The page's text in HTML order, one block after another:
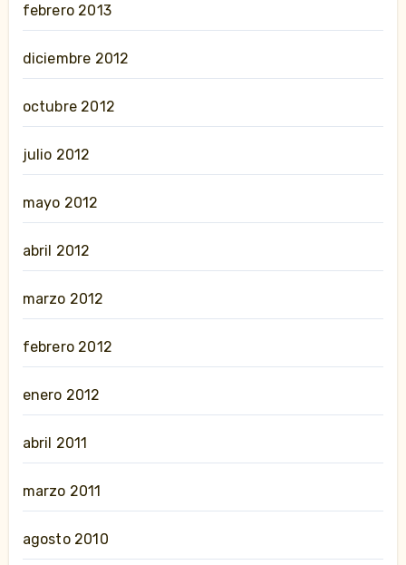
febrero 2013
diciembre 2012
octubre 2012
julio 2012
mayo 2012
abril 2012
marzo 2012
febrero 2012
enero 2012
abril 2011
marzo 2011
agosto 2010